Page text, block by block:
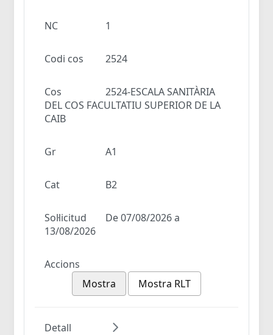
NC 1
Codi cos 2524
Cos
2524-ESCALA SANITÀRIA
DEL COS FACULTATIU SUPERIOR DE LA
CAIB
Gr A1
Cat B2
Sol·licitud
De 07/08/2026 a
13/08/2026
Accions
Mostra
Mostra RLT
Detall